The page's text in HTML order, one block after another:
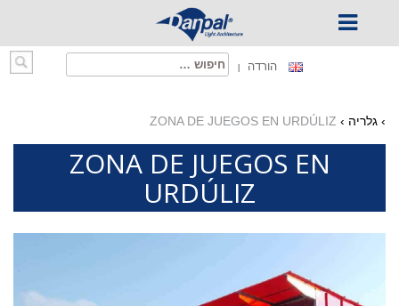
חיפוש: הורדה
› גלריה ›
ZONA DE JUEGOS EN URDÚLIZ
ZONA DE JUEGOS EN
URDÚLIZ